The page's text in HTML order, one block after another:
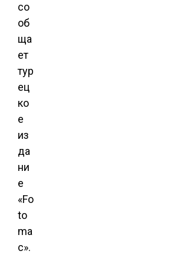
со
об
ща
ет
тур
ец
ко
е
из
да
ни
е
«Fo
to
ma
c».